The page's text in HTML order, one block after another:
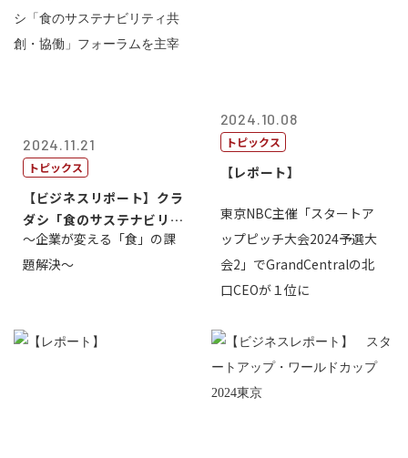
2024.11.21
トピックス
【ビジネスリポート】クラ
ダシ「食のサステナビリテ
ィ共創・協働...
～企業が変える「食」の課
題解決～
2024.10.08
トピックス
【レポート】
東京NBC主催「スタートア
ップピッチ大会2024予選大
会2」でGrandCentralの北
口CEOが１位に